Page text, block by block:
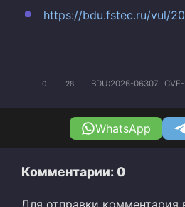
https://bdu.fstec.ru/vul/
0 28 BDU:2026-06307
WhatsApp
Комментарии: 0
Для отправки комментария